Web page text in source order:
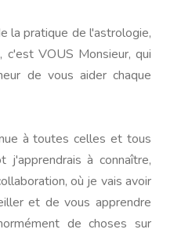
la pratique de l'astrologie,
c'est VOUS Monsieur, qui
de vous aider chaque
à toutes celles et tous
à connaître,
où je vais avoir
et de vous apprendre
de choses sur